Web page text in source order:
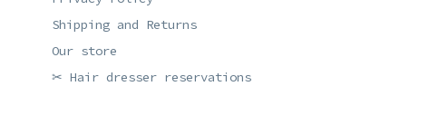
Shipping and Returns
Our store
✂ Hair dresser reservations